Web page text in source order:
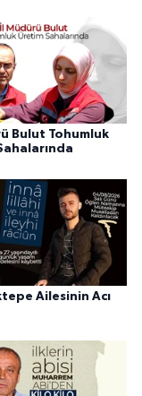
Bulut Tohumluk
Ailesinin Acı